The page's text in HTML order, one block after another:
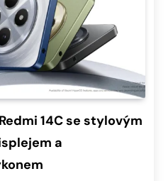
14C se stylovým
a